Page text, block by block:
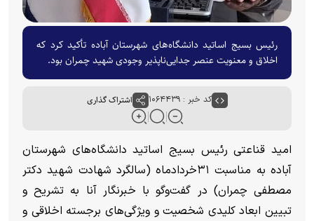
رئیس بسیج اساتید دانشگاه‌های شهرستان آباده تأکید کرد که
اخلاق و معنویت عنصر جدایی‌ناپذیر وجودی شهید چمران بود.
کد خبر : ۱۰۶۴۴۳۹ اشتراک گذاری
امید قناعتی رئیس بسیج اساتید دانشگاه‌های شهرستان
آباده به مناسبت ۳۱خردادماه (سالگرد شهادت شهید دکتر
مصطفی چمران) در گفت‌وگو با خبرنگار آنا به تشریح و
تبیین ابعاد کلیدی شخصیت و ویژگی‌های برجسته اخلاقی و